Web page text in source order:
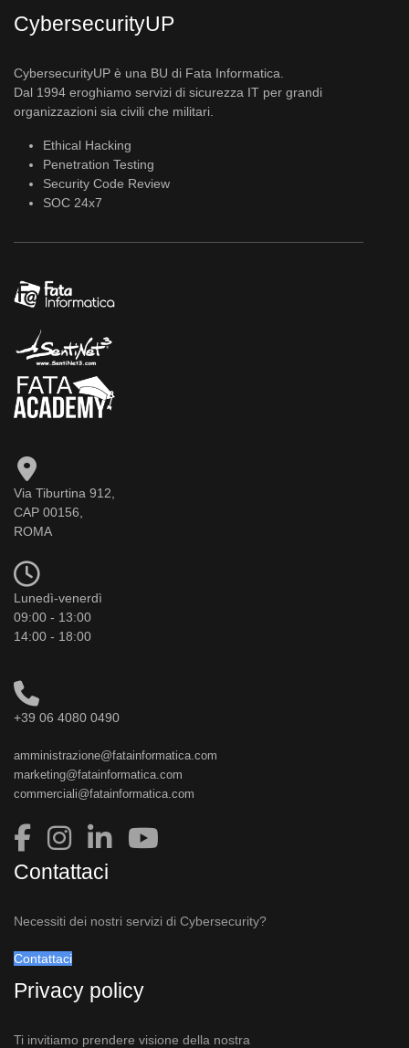
CybersecurityUP
CybersecurityUP è una BU di Fata Informatica.
Dal 1994 eroghiamo servizi di sicurezza IT per grandi
organizzazioni sia civili che militari.
Ethical Hacking
Penetration Testing
Security Code Review
SOC 24x7
Via Tiburtina 912,
CAP 00156,
ROMA
Lunedì-venerdì
09:00 - 13:00
14:00 - 18:00
+39 06 4080 0490
amministrazione@fatainformatica.com
marketing@fatainformatica.com
commerciali@fatainformatica.com
Contattaci
Necessiti dei nostri servizi di Cybersecurity?
Contattaci
Privacy policy
Ti invitiamo prendere visione della nostra